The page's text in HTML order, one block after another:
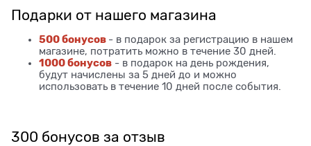
Подарки от нашего магазина
500 бонусов - в подарок за регистрацию в нашем
магазине, потратить можно в течение 30 дней.
1000 бонусов - в подарок на день рождения,
будут начислены за 5 дней до и можно
использовать в течение 10 дней после события.
300 бонусов за отзыв